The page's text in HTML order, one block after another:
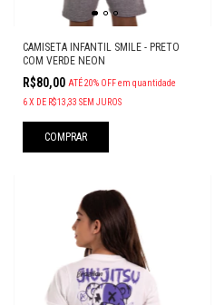
CAMISETA INFANTIL SMILE - PRETO
COM VERDE NEON
R$80,00 ATÉ 20% OFFem quantidade
6X DE R$13,33 SEM JUROS
COMPRAR